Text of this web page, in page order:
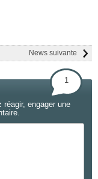
News suivante
1
engager une